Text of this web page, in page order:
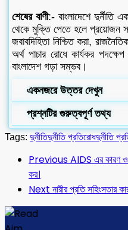
শেষের বাণী:- বাংলাদেশে দুর্নীতি
থেকে মুক্তি পেতে হলে প্রয়োজন
জবাবদিহিতা নিশ্চিত করা,
অর্থ পাচার রোধে কার্যকর
বাংলাদেশ গড়া সম্ভব।
একনজরে উত্তর দেখুন
প্রশ্নটির গুরুত্বপূর্ণ তথ্য
Tags: দুর্নীতিদুর্নীতি প্রতিরোধদুর্নীতি
PreviousAIDS এর কারণ ও
কর।
Next নারীর প্রতি সহিংসতার